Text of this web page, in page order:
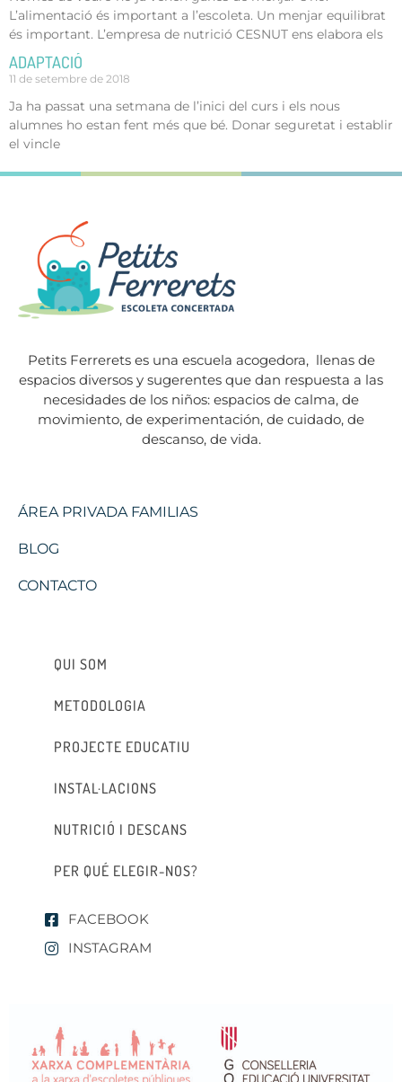
L’alimentació és important a l’escoleta. Un menjar equilibrat
és important. L’empresa de nutrició CESNUT ens elabora els
ADAPTACIÓ
11 de setembre de 2018
Ja ha passat una setmana de l’inici del curs i els nous
alumnes ho estan fent més que bé. Donar seguretat i establir
el vincle
Petits Ferrerets es una escuela acogedora, llenas de
espacios diversos y sugerentes que dan respuesta a las
necesidades de los niños: espacios de calma, de
movimiento, de experimentación, de cuidado, de
descanso, de vida.
ÁREA PRIVADA FAMILIAS
BLOG
CONTACTO
QUI SOM
METODOLOGIA
PROJECTE EDUCATIU
INSTAL·LACIONS
NUTRICIÓ I DESCANS
PER QUÉ ELEGIR-NOS?
FACEBOOK
INSTAGRAM